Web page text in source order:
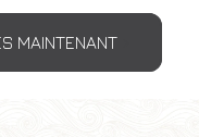
MAINTENANT